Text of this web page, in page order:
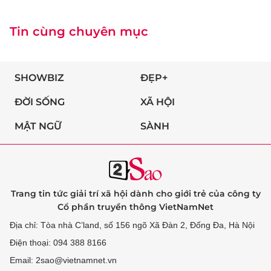
Tin cùng chuyên mục
SHOWBIZ ĐẸP+
ĐỜI SỐNG XÃ HỘI
MẬT NGỮ SÀNH
Trang tin tức giải trí xã hội dành cho giới trẻ của công ty
Cổ phần truyền thông VietNamNet
Địa chỉ: Tòa nhà C’land, số 156 ngõ Xã Đàn 2, Đống Đa, Hà Nội
Điện thoại: 094 388 8166
Email: 2sao@vietnamnet.vn